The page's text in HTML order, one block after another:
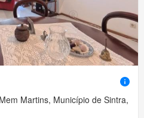
Martins, Município de Sintra,